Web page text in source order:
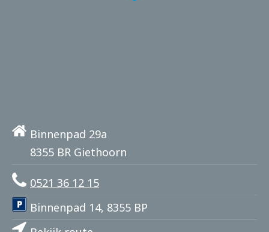
Binnenpad 29a
8355 BR Giethoorn
0521 36 12 15
Binnenpad 14, 8355 BP